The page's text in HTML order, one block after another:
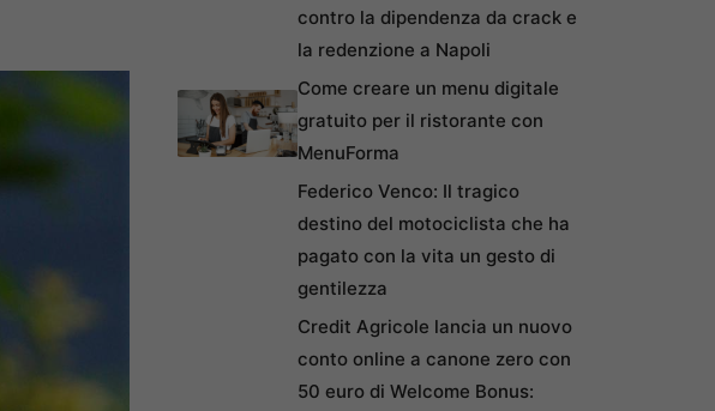
contro la dipendenza da crack e
la redenzione a Napoli
Come creare un menu digitale
gratuito per il ristorante con
MenuForma
Federico Venco: Il tragico
destino del motociclista che ha
pagato con la vita un gesto di
gentilezza
Credit Agricole lancia un nuovo
conto online a canone zero con
50 euro di Welcome Bonus: